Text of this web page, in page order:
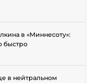
в «Миннесоту»:
быстро
в нейтральном